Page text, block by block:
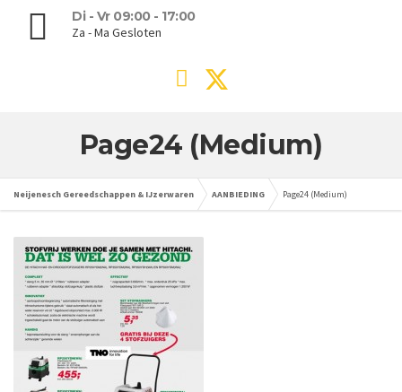
Di - Vr 09:00 - 17:00
Za - Ma Gesloten
Page24 (Medium)
Neijenesch Gereedschappen & IJzerwaren AANBIEDING Page24 (Medium)